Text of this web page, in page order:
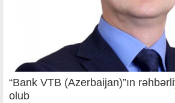
“Bank VTB (Azerbaijan)”ın
olub